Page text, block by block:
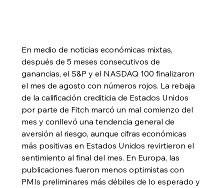
En medio de noticias económicas mixtas,
después de 5 meses consecutivos de
ganancias, el S&P y el NASDAQ 100 finalizaron
el mes de agosto con números rojos. La rebaja
de la calificación crediticia de Estados Unidos
por parte de Fitch marcó un mal comienzo del
mes y conllevó una tendencia general de
aversión al riesgo, aunque cifras económicas
más positivas en Estados Unidos revirtieron el
sentimiento al final del mes. En Europa, las
publicaciones fueron menos optimistas con
PMIs preliminares más débiles de lo esperado y